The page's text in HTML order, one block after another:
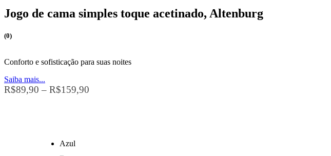
Jogo de cama simples toque acetinado, Altenburg
(0)
Conforto e sofisticação para suas noites
Saiba mais...
R$89,90 – R$159,90
Azul